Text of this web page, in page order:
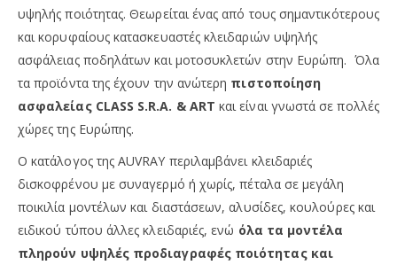
υψηλής ποιότητας. Θεωρείται ένας από τους σημαντικότερους
και κορυφαίους κατασκευαστές κλειδαριών υψηλής
ασφάλειας ποδηλάτων και μοτοσυκλετών στην Ευρώπη. Όλα
τα προϊόντα της έχουν την ανώτερη πιστοποίηση
ασφαλείας CLASS S.R.A. & ART και είναι γνωστά σε πολλές
χώρες της Ευρώπης.
Ο κατάλογος της AUVRAY περιλαμβάνει κλειδαριές
δισκοφρένου με συναγερμό ή χωρίς, πέταλα σε μεγάλη
ποικιλία μοντέλων και διαστάσεων, αλυσίδες, κουλούρες και
ειδικού τύπου άλλες κλειδαριές, ενώ όλα τα μοντέλα
πληρούν υψηλές προδιαγραφές ποιότητας και